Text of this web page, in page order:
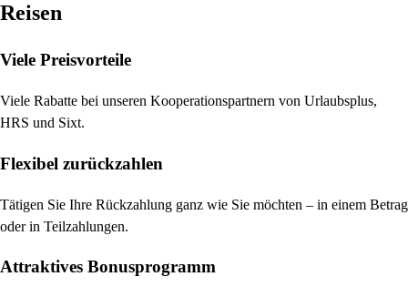
Reisen
Viele Preisvorteile
Viele Rabatte bei unseren Kooperationspartnern von Urlaubsplus,
HRS und Sixt.
Flexibel zurückzahlen
Tätigen Sie Ihre Rückzahlung ganz wie Sie möchten – in einem Betrag
oder in Teilzahlungen.
Attraktives Bonusprogramm